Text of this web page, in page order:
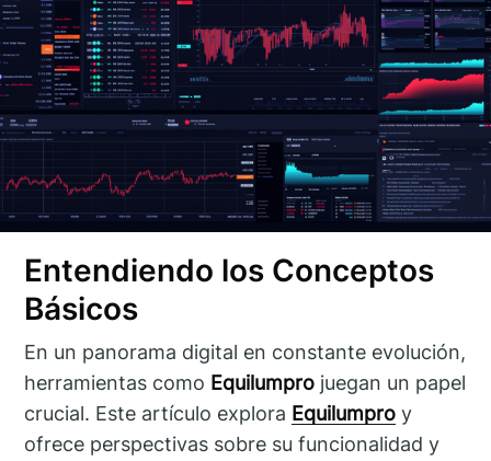
Entendiendo los Conceptos
Básicos
En un panorama digital en constante evolución,
herramientas como Equilumpro juegan un papel
crucial. Este artículo explora Equilumpro y
ofrece perspectivas sobre su funcionalidad y